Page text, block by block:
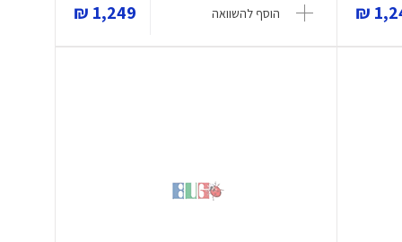
הוסף להשוואה 1,249 ₪